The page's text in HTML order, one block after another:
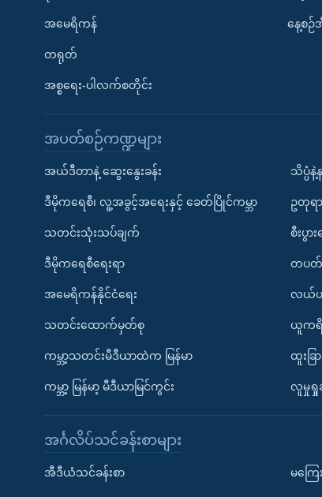
အမေရိကန်
တရုတ်
အစ္စရေး-ပါလက်စတိုင်း
နေ့စဉ်
အပတ်စဉ်ကဏ္ဍများ
အယ်ဒီတာနဲ့ ဆွေးနွေးခန်း
ဒီမိုကရေစီ၊ လူ့အခွင့်အရေးနှင့် ခေတ်ပြိုင်ကမ္ဘာ
သတင်းသုံးသပ်ချက်
ဒီမိုကရေစီရေးရာ
အမေရိကန်နိုင်ငံရေး
သတင်းထောက်မှတ်စု
ကမ္ဘာ့သတင်းမီဒီယာထဲက မြန်မာ
ကမ္ဘာ့ မြန်မာ့ မီဒီယာမြင်ကွင်း
သိပ္ပံ
ဥတုရ
စီးပွား
တပတ်
လယ်ယ
ယူကရိန်
ထူးခြ
လူမှုရှု
အင်္ဂလိပ်သင်ခန်းစာများ
အီဒီယံသင်ခန်းစာ မကြေ